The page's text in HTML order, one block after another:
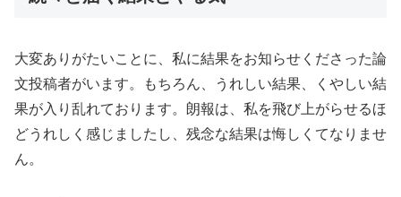
大変ありがたいことに、私に結果をお知らせくださった論
文投稿者がいます。もちろん、うれしい結果、くやしい結
果が入り乱れております。朗報は、私を飛び上がらせるほ
どうれしく感じましたし、残念な結果は悔しくてなりませ
ん。